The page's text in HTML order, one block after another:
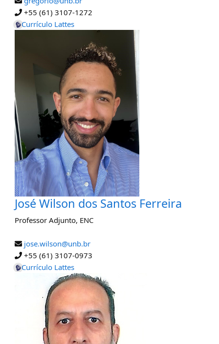
+55 (61) 3107-1272
Currículo Lattes
José Wilson dos Santos Ferreira
Professor Adjunto, ENC
jose.wilson@unb.br
+55 (61) 3107-0973
Currículo Lattes